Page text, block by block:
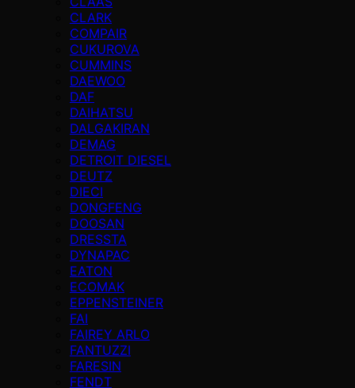
CLARK
COMPAIR
CUKUROVA
CUMMINS
DAEWOO
DAF
DAIHATSU
DALGAKIRAN
DEMAG
DETROIT DIESEL
DEUTZ
DIECI
DONGFENG
DOOSAN
DRESSTA
DYNAPAC
EATON
ECOMAK
EPPENSTEINER
FAI
FAIREY ARLO
FANTUZZI
FARESIN
FENDT